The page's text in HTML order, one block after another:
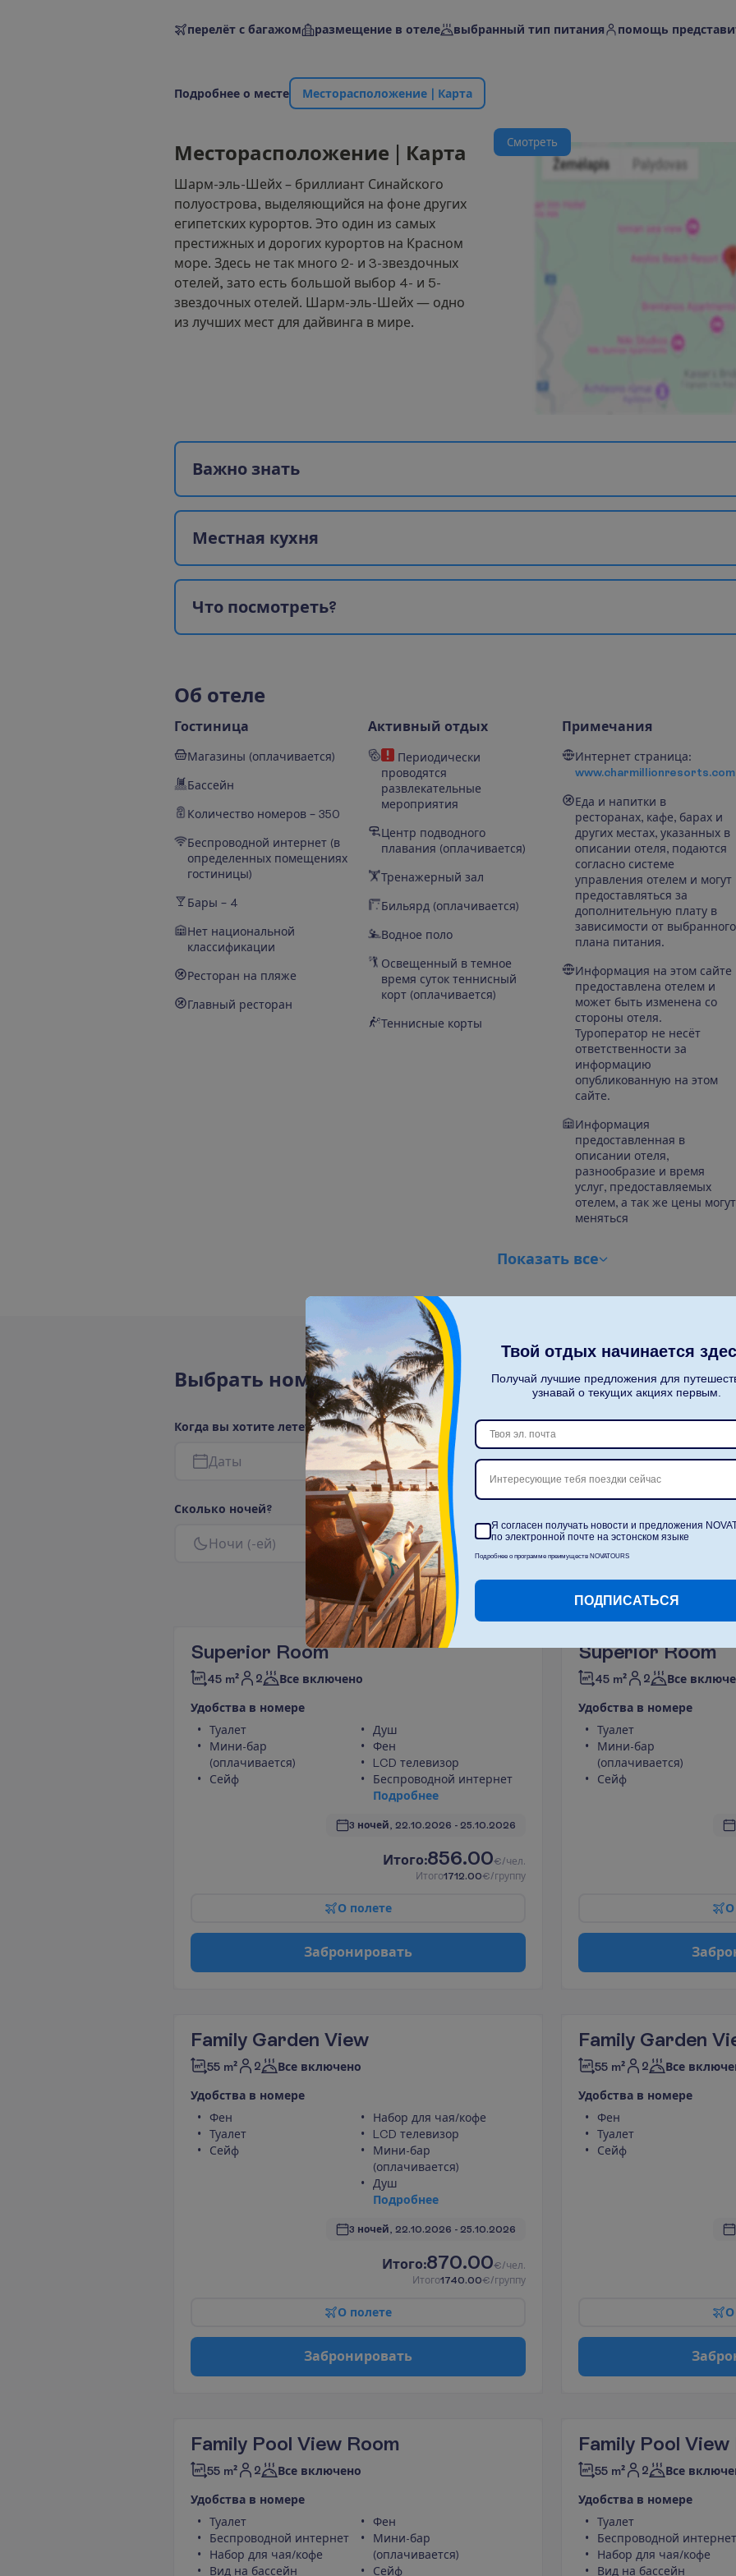
перелёт с багажом размещение в отеле выбранный тип питания помощь
Подробнее о месте Месторасположение Карта
Месторасположение Карта
Шарм-эль-Шейх – бриллиант Синайского
полуострова, выделяющийся на фоне других
египетских курортов. Это один из самых
престижных и дорогих курортов на Красном
море. Здесь не так много 2- и 3-звездочных
отелей, зато есть большой выбор 4- и 5-
звездочных отелей. Шарм-эль-Шейх — одно
из лучших мест для дайвинга в мире.
Смотреть
Важно знать
Местная кухня
Что посмотреть?
Об отеле
Гостиница
Магазины (оплачивается)
Бассейн
Количество номеров – 350
Беспроводной интернет (в
определенных помещениях
гостиницы)
Бары – 4
Нет национальной
классификации
Ресторан на пляже
Главный ресторан
Активный отдых
Периодически
проводятся
развлекательные
мероприятия
Центр подводного
плавания (оплачивается)
Тренажерный зал
Бильярд (оплачивается)
Водное поло
Освещенный в темное
время суток теннисный
корт (оплачивается)
Теннисные корты
Примечания
Интернет страница:
www.charmillionresorts.com
Еда и напитки в
ресторанах, кафе, барах и
других местах, указанных в
описании отеля, подаются
согласно системе
управления отелем и могут
предоставляться за
дополнительную плату в
зависимости от выбранного
плана питания.
Информация на этом сайте
предоставлена отелем и
может быть изменена со
стороны отеля.
Туроператор не несёт
ответственности за
информацию
опубликованную на этом
сайте.
Информация
предоставленная в
описании отеля,
разнообразие и время
услуг, предоставляемых
отелем, а так же цены могут
меняться
Показать все
Выбрать номера
Когда вы хотите лететь?
Даты 2
Сколько ночей?
Ночи (-ей) Б
Superior Room
45 m² 2 Все включено
Удобства в номере
Туалет
Мини-бар
(оплачивается)
Сейф
Душ
Фен
LCD телевизор
Беспроводной интернет
Подробнее
3 ночей, 22.10.2026 - 25.10.2026
Итого:856.00€/чел.
Итого1712.00€/группу
О полете
Забронировать
Superior Room
45 m² 2 Все
Удобства в номере
Туалет
Мини-бар
(оплачивается)
Сейф
О
Забро
Family Garden View
55 m² 2 Все включено
Удобства в номере
Фен
Туалет
Сейф
Набор для чая/кофе
LCD телевизор
Мини-бар
(оплачивается)
Душ
Подробнее
3 ночей, 22.10.2026 - 25.10.2026
Итого:870.00€/чел.
Итого1740.00€/группу
О полете
Забронировать
Family Garden
55 m² 2 Все
Удобства в номере
Фен
Туалет
Сейф
О
Забро
Family Pool View Room
55 m² 2 Все включено
Удобства в номере
Туалет
Беспроводной интернет
Набор для чая/кофе
Вид на бассейн
Фен
Мини-бар
(оплачивается)
Сейф
Family Pool View
55 m² 2 Все
Удобства в номере
Туалет
Беспроводной интернет
Набор для чая/кофе
Вид на бассейн
Твой отдых начинается
Получай лучшие предложения для
узнавай о текущих акциях первым.
Интересующие тебя поездки сейчас
Я согласен получать новости и предложения
по электронной почте на эстонском языке
Подробнее о программе преимуществ NOVATOURS
ПОДПИСАТЬСЯ